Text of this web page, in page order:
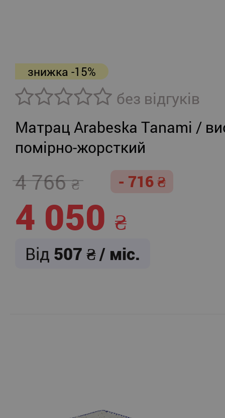
знижка -15%
без відгуків
Матрац Arabeska Tanami /
помірно-жорсткий
4 766 - 716
4 050
Від 507 / міс.